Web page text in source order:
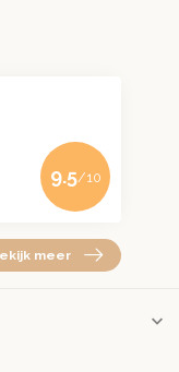
9.5/10
meer